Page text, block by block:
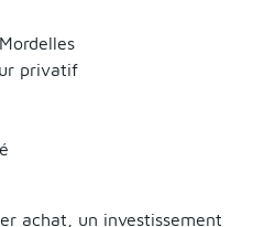
privatif
achat, un investissement